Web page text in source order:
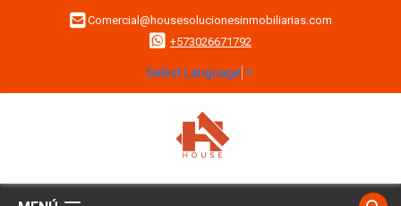
Comercial@housesolucionesinmobiliarias.com
+573026671792
Select Language ▼